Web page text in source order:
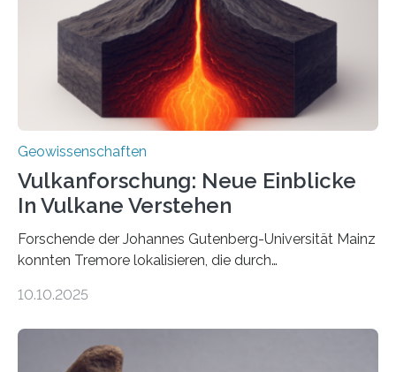
Richtung als auch in der Intensität des Erdmagnetfelds
wahrzunehmen. Dadurch konnten sie sich verorten und
über den Ozean navigieren. Vor einigen Jahren…
Geowissenschaften
Vulkanforschung: Neue Einblicke
In Vulkane Verstehen
Forschende der Johannes Gutenberg-Universität Mainz
konnten Tremore lokalisieren, die durch
Vulkan? Was passiert in der Erde darunter? Wo
erzeugt durch Magma oder Gase, die sich durch
Schlote einen Weg nach oben bahnen? Jun.-Prof. Dr.
10.10.2025